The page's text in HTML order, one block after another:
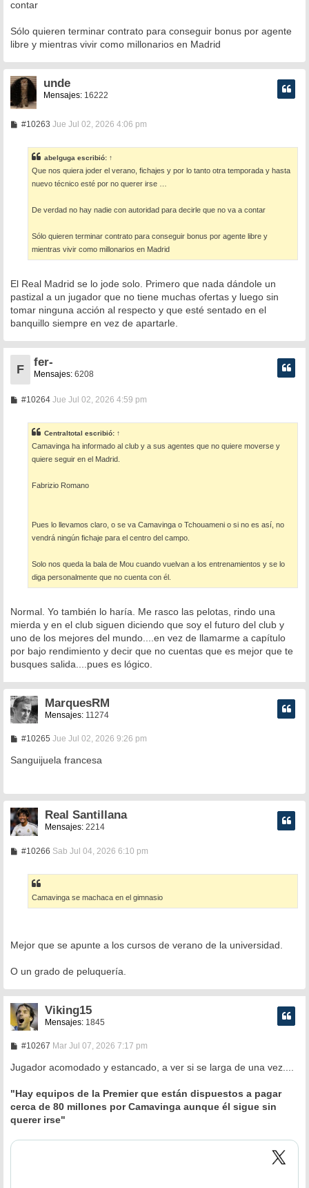
contar
Sólo quieren terminar contrato para conseguir bonus por agente
libre y mientras vivir como millonarios en Madrid
unde
Mensajes:16222
#10263M
a
j
e
Jue Jul 02, 2026 4:06 pm
abelguga escribió: ↑
Que nos quiera joder el verano, fichajes y por lo tanto otra temporada y hasta
nuevo técnico esté por no querer irse …
De verdad no hay nadie con autoridad para decirle que no va a contar
Sólo quieren terminar contrato para conseguir bonus por agente libre y
mientras vivir como millonarios en Madrid
El Real Madrid se lo jode solo. Primero que nada dándole un
pastizal a un jugador que no tiene muchas ofertas y luego sin
tomar ninguna acción al respecto y que esté sentado en el
banquillo siempre en vez de apartarle.
F
fer-
Mensajes: 6208
#10264M
a
j
e
Jue Jul 02, 2026 4:59 pm
Centraltotal escribió: ↑
Camavinga ha informado al club y a sus agentes que no quiere moverse y
quiere seguir en el Madrid.
Fabrizio Romano
Pues lo llevamos claro, o se va Camavinga o Tchouameni o si no es así, no
vendrá ningún fichaje para el centro del campo.
Solo nos queda la bala de Mou cuando vuelvan a los entrenamientos y se lo
diga personalmente que no cuenta con él.
Normal. Yo también lo haría. Me rasco las pelotas, rindo una
mierda y en el club siguen diciendo que soy el futuro del club y
uno de los mejores del mundo....en vez de llamarme a capítulo
por bajo rendimiento y decir que no cuentas que es mejor que te
busques salida....pues es lógico.
MarquesRM
Mensajes: 11274
#10265M
n
e
Jue Jul 02, 2026 9:26 pm
Sanguijuela francesa
Real Santillana
Mensajes: 2214
#10266M
j
e
Sab Jul 04, 2026 6:10 pm
Camavinga se machaca en el gimnasio
Mejor que se apunte a los cursos de verano de la universidad.
O un grado de peluquería.
Viking15
Mensajes: 1845
#10267M
n
j
e
Mar Jul 07, 2026 7:17 pm
Jugador acomodado y estancado, a ver si se larga de una vez....
"Hay equipos de la Premier que están dispuestos a pagar
cerca de 80 millones por Camavinga aunque él sigue sin
querer irse"